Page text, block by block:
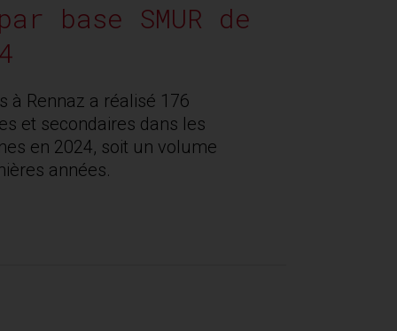
base SMUR de
à Rennaz a réalisé 176
et secondaires dans les
en 2024, soit un volume
années.